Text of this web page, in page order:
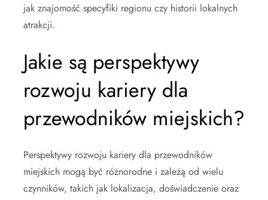
jak znajomość specyfiki regionu czy historii lokalnych
atrakcji.
Jakie są perspektywy
rozwoju kariery dla
przewodników miejskich?
Perspektywy rozwoju kariery dla przewodników
miejskich mogą być różnorodne i zależą od wielu
czynników, takich jak lokalizacja, doświadczenie oraz